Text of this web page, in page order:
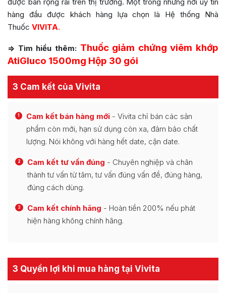
hàng đầu được khách hàng lựa chọn là Hệ thống Nhà
Thuốc VIVITA.
=> Tìm hiểu thêm: Thuốc giảm chứng viêm khớp
AtiGluco 1500mg Hộp 30 gói
3 Cam kết của Vivita
1 Cam kết bán hàng mới - Vivita chỉ bán các sản
phẩm còn mới, hạn sử dụng còn xa, đảm bảo chất
lượng. Nói không với hàng hết date, cận date.
2 Cam kết tư vấn đúng - Chuyên nghiệp và chân
thành tư vấn từ tâm, tư vấn đúng vấn đề, đúng hàng,
đúng cách dùng.
3 Cam kết chính hãng - Hoàn tiền 200% nếu phát
hiện hàng không chính hãng.
3 Quyền lợi khi mua hàng tại Vivita